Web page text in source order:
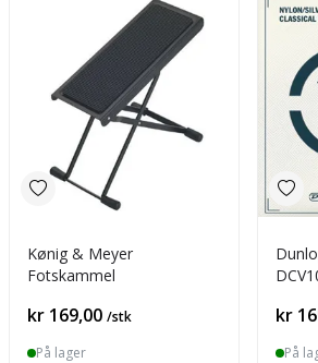
Kønig & Meyer
Fotskammel
Pris
kr 169,00 /stk
På lager
Pris
kr
På